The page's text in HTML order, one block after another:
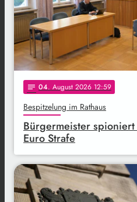
notes 04. August 2026 12:59
Bespitzelung im Rathaus
Bürgermeister
Euro Strafe